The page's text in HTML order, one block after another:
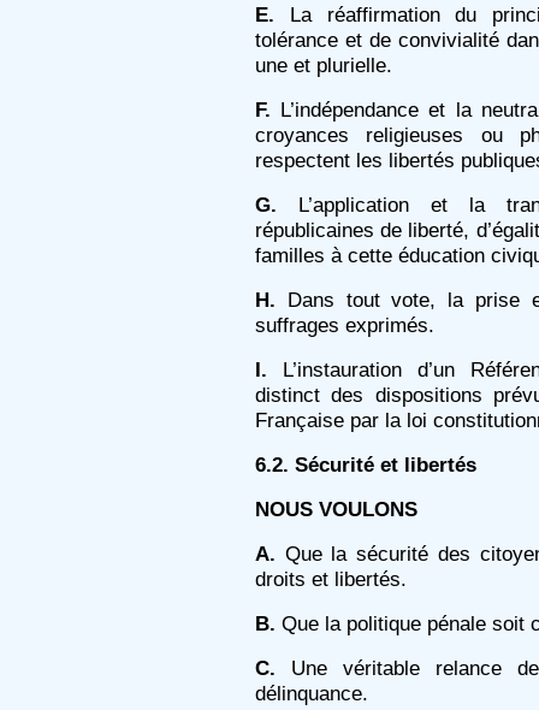
E. La réaffirmation du
tolérance et de convivialité
une et plurielle.
F. L’indépendance et la
croyances religieuses ou
respectent les libertés
G. L’application et la
républicaines de liberté,
familles à cette éducation
H. Dans tout vote, la prise
suffrages exprimés.
I. L’instauration d’un
distinct des dispositions
Française par la loi
6.2. Sécurité et libertés
NOUS VOULONS
A. Que la sécurité des
droits et libertés.
B. Que la politique pénale soit
C. Une véritable relance
délinquance.